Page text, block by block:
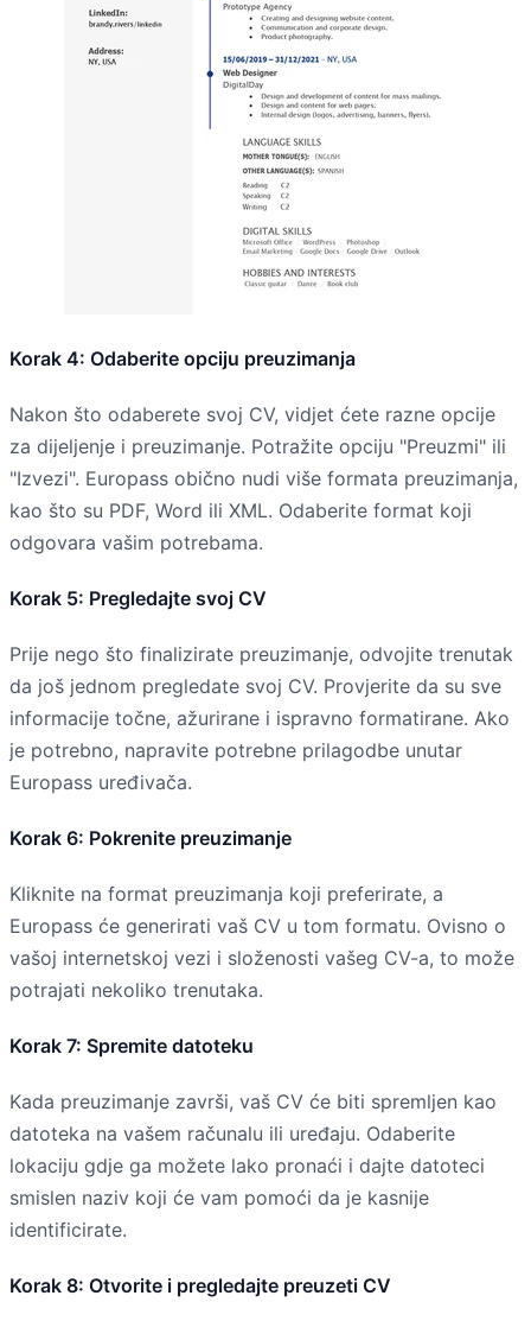
Korak 4: Odaberite opciju preuzimanja
Nakon što odaberete svoj CV, vidjet ćete razne opcije
za dijeljenje i preuzimanje. Potražite opciju "Preuzmi" ili
"Izvezi". Europass obično nudi više formata preuzimanja,
kao što su PDF, Word ili XML. Odaberite format koji
odgovara vašim potrebama.
Korak 5: Pregledajte svoj CV
Prije nego što finalizirate preuzimanje, odvojite trenutak
da još jednom pregledate svoj CV. Provjerite da su sve
informacije točne, ažurirane i ispravno formatirane. Ako
je potrebno, napravite potrebne prilagodbe unutar
Europass uređivača.
Korak 6: Pokrenite preuzimanje
Kliknite na format preuzimanja koji preferirate, a
Europass će generirati vaš CV u tom formatu. Ovisno o
vašoj internetskoj vezi i složenosti vašeg CV-a, to može
potrajati nekoliko trenutaka.
Korak 7: Spremite datoteku
Kada preuzimanje završi, vaš CV će biti spremljen kao
datoteka na vašem računalu ili uređaju. Odaberite
lokaciju gdje ga možete lako pronaći i dajte datoteci
smislen naziv koji će vam pomoći da je kasnije
identificirate.
Korak 8: Otvorite i pregledajte preuzeti CV